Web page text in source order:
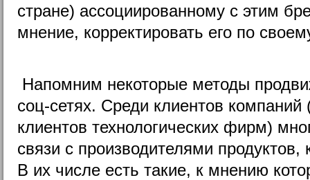
стране) ассоциированному с этим
мнение, корректировать его по
Напомним некоторые методы
соц-сетях. Среди клиентов компаний
клиентов технологических фирм)
связи с производителями
В их числе есть такие, к мнению